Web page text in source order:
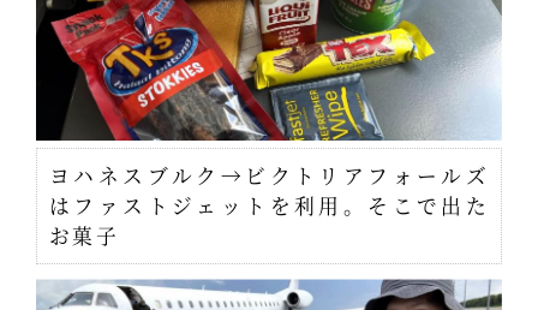
ヨハネスブルク→ビクトリアフォールズ
はファストジェットを利用。そこで出た
お菓子